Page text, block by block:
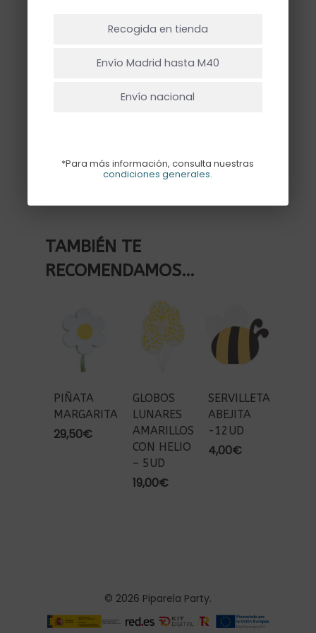
TAMBIÉN TE
RECOMENDAMOS…
PIÑATA
MARGARITA
29,50€
GLOBOS
LUNARES
AMARILLOS
CON HELIO
– 5UD
19,00€
SERVILLETA
ABEJITA
-12UD
4,00€
© 2026 Piparela Party.
Recogida en tienda
Envío Madrid hasta M40
Envío nacional
*Para más información, consulta nuestras
condiciones generales.